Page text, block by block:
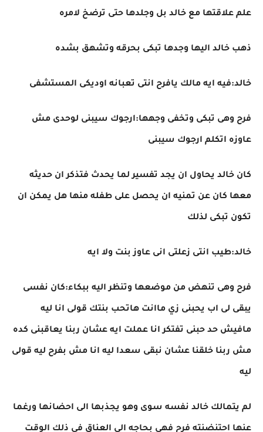
علم علاقتها مع خالد بل وجلدها حتى ترضخ لامره
ذهب خالد اليها وجدها تبكى بحرقه وتشهق بشده
خالد:فيه ايه مالك يافرح انتى تعبانه اوديكى المستشفى
فرح وهى تبكى وتخفى وجهها:ارجوك سيبنى لوحدى مش
عاوزه اتكلم ارجوك سيبنى
كان خالد يحاول ان يجد تفسير لما يحدث فتذكر ان حديثه
معها كان عن تمنيه ان يحصل على طفله منها هل يمكن ان
تكون تبكى لذلك
خالد:طيب انتى زعلتى انى عاوز بنت ولا ايه
فرح وهى تنهض من موضعها وتنظر اليه ببكاء:كان نفسى
يبقى لى اب يحبنى زي ماانت هاتحب بنتك قولى انا ليه
مافيش حد حبنى تفتكر انا عملت ايه عشان ربنا يعاقبنى كده
مش ربنا خلقنا عشان نبقى سعدا ليه انا مش بفرح ليه قولى
ليه
لم يتمالك خالد نفسه سوى وهو يجذبها الى احضانها ورغما
عنها احتنضنته فرح فهى بحاجه الى العناق فى ذلك الوقت